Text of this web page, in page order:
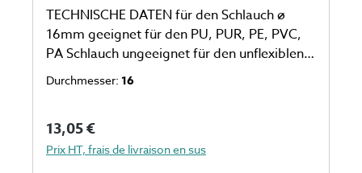
TECHNISCHE DATEN für den Schlauch ø
16mm geeignet für den PU, PUR, PE, PVC,
PA Schlauch ungeeignet für den unflexiblen
Schlauch eine Verpackungseinheit einspricht
Durchmesser: 16
Prix régulier :
13,05 €
Prix HT, frais de livraison en sus